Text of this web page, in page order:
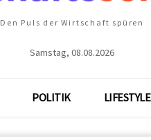
Den Puls der Wirtschaft spüren
Samstag, 08.08.2026
POLITIK LIFESTYLE